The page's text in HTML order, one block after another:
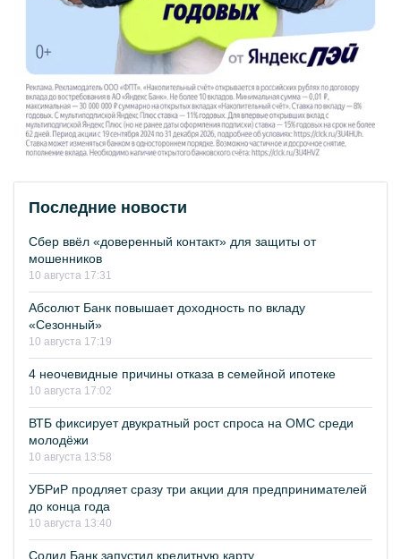
Последние новости
Сбер ввёл «доверенный контакт» для защиты от
мошенников
10 августа 17:31
Абсолют Банк повышает доходность по вкладу
«Сезонный»
10 августа 17:19
4 неочевидные причины отказа в семейной ипотеке
10 августа 17:02
ВТБ фиксирует двукратный рост спроса на ОМС среди
молодёжи
10 августа 13:58
УБРиР продляет сразу три акции для предпринимателей
до конца года
10 августа 13:40
Солид Банк запустил кредитную карту